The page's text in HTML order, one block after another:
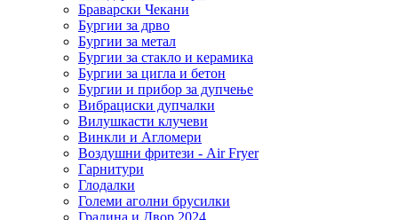
Браварски Чекани
Бургии за дрво
Бургии за метал
Бургии за стакло и керамика
Бургии за цигла и бетон
Бургии и прибор за дупчење
Вибрациски дупчалки
Вилушкасти клучеви
Винкли и Агломери
Воздушни фритези - Air Fryer
Гарнитури
Глодалки
Големи аголни брусилки